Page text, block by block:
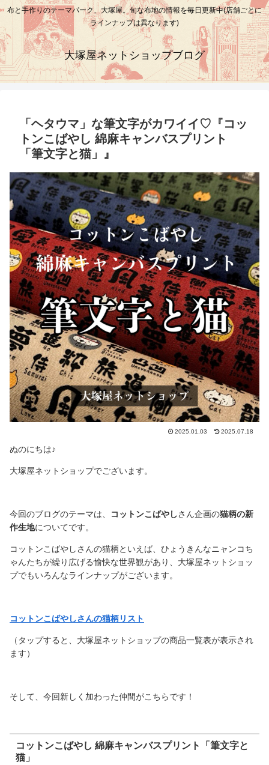
布と手作りのテーマパーク、大塚屋。旬な布地の情報を毎日更新中(店舗ごとに
ラインナップは異なります)
大塚屋ネットショップブログ
「ヘタウマ」な筆文字がカワイイ♡『コッ
トンこばやし 綿麻キャンバスプリント
「筆文字と猫」』
2025.01.03 2025.07.18
ぬのにちは♪
大塚屋ネットショップでございます。
今回のブログのテーマは、 コットンこばやしさん企画の猫柄の新
作生地についてです。
コットンこばやしさんの猫柄といえば、ひょうきんなニャンコち
ゃんたちが繰り広げる愉快な世界観があり、大塚屋ネットショッ
プでもいろんなラインナップがございます。
コットンこばやしさんの猫柄リスト
（タップすると、大塚屋ネットショップの商品一覧表が表示され
ます）
そして、今回新しく加わった仲間がこちらです！
コットンこばやし 綿麻キャンバスプリント「筆文字と
猫」